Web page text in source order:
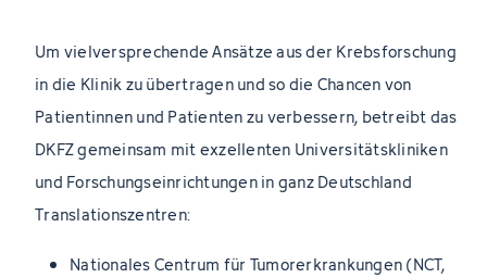
Um vielversprechende Ansätze aus der Krebsforschung
in die Klinik zu übertragen und so die Chancen von
Patientinnen und Patienten zu verbessern, betreibt das
DKFZ gemeinsam mit exzellenten Universitätskliniken
und Forschungseinrichtungen in ganz Deutschland
Translationszentren:
Nationales Centrum für Tumorerkrankungen (NCT,